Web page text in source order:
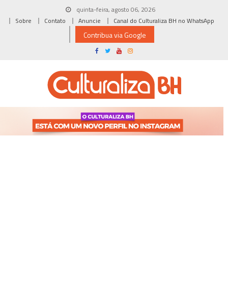
quinta-feira, agosto 06, 2026
Sobre
Contato Anuncie Canal do Culturaliza BH no WhatsApp
Contribua via Google